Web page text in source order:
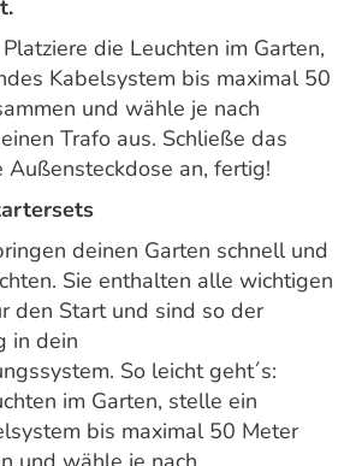
die Leuchten im Garten,
Kabelsystem bis maximal 50
und wähle je nach
Trafo aus. Schließe das
Außensteckdose an, fertig!
deinen Garten schnell und
Sie enthalten alle wichtigen
den Start und sind so der
in dein
So leicht geht´s:
im Garten, stelle ein
bis maximal 50 Meter